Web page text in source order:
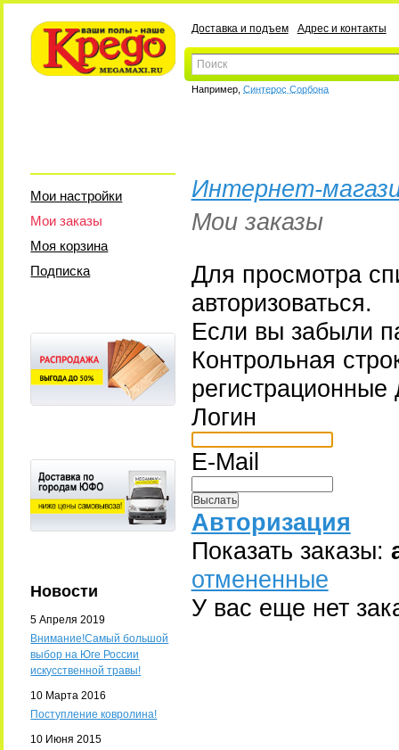
Доставка и подъем Адрес и контакты
Например, Синтерос Сорбона
Мои настройки
Мои заказы
Моя корзина
Подписка
Новости
5 Апреля 2019
Внимание!Самый большой
выбор на Юге России
искусственной травы!
10 Марта 2016
Поступление ковролина!
10 Июня 2015
Интернет-
Мои заказы
Для просмотра
авторизоваться.
Если вы забыли
Контрольная
Логин
E-Mail
Авторизация
Показать заказы:
отмененные
У вас еще нет